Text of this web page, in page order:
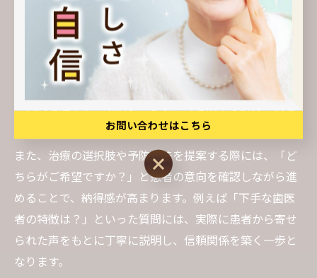
重要な要素の一つです。大阪府大阪市中央区瓦町の歯科
医院では、患者の立場に立った「聞き取り」や「共感」
を重視し、不安や疑問にしっかり寄り添う対応が求めら
れています。特に初診時や治療の説明時には、患者から
の質問を遮らず、最後まで丁寧に耳を傾ける姿勢が安心
感につながります。
また、治療の選択肢や予防方法を提案する際には、「ど
ちらがご希望ですか？」と患者の意向を確認しながら進
めることで、納得感が高まります。例えば「下手な歯医
者の特徴は？」といった質問には、実際に患者から寄せ
られた声をもとに丁寧に説明し、信頼関係を築く一歩と
なります。
お問い合わせはこちら
お問い合わせはこちら